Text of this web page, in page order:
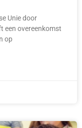
Unie door
een overeenkomst
op